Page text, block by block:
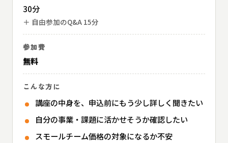
30分
＋ 自由参加のQ&A 15分
参加費
無料
こんな方に
講座の中身を、申込前にもう少し詳しく聞きたい
自分の事業・課題に活かせそうか確認したい
スモールチーム価格の対象になるか不安